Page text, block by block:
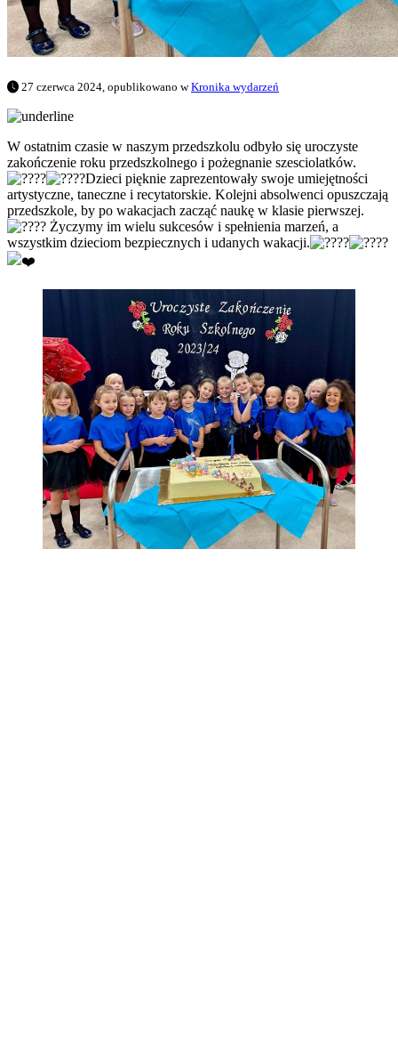
27 czerwca 2024, opublikowano wKronika wydarzeń
W ostatnim czasie w naszym przedszkolu odbyło się uroczyste
zakończenie roku przedszkolnego i pożegnanie szesciolatków.
Dzieci pięknie zaprezentowały swoje umiejętności
artystyczne, taneczne i recytatorskie. Kolejni absolwenci opuszczają
przedszkole, by po wakacjach zacząć naukę w klasie pierwszej.
Życzymy im wielu sukcesów i spełnienia marzeń, a
wszystkim dzieciom bezpiecznych i udanych wakacji.